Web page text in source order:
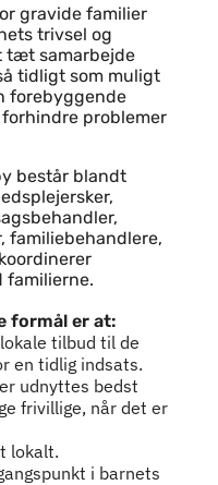
gravide familier
trivsel og
tæt samarbejde
tidligt som muligt
forebyggende
problemer
består blandt
familiebehandlere,
familierne.
formål er at:
tilbud til de
en tidlig indsats.
udnyttes bedst
frivillige, når det er
lokalt.
i barnets